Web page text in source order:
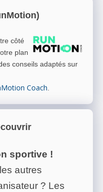
côté
plan
conseils adaptés sur
Coach.
sportive !
autres
? Les